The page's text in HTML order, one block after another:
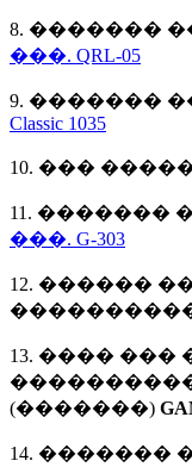
8. �������
���. QRL-05
9. �������
Classic 1035
10. ���
11. �������
���. G-303
12. ������
13. ����
(�������)
14. �������